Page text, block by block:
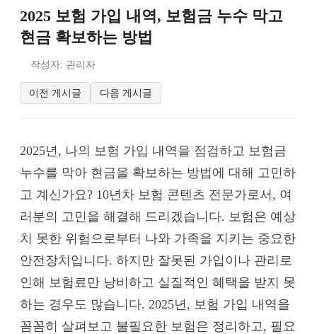
2025 보험 가입 내역, 보험금 누수 막고
현금 확보하는 방법
작성자: 관리자
이전 게시글 다음 게시글
2025년, 나의 보험 가입 내역을 점검하고 보험금
누수를 막아 현금을 확보하는 방법에 대해 고민하
고 계신가요? 10년차 보험 콘텐츠 전문가로서, 여
러분의 고민을 해결해 드리겠습니다. 보험은 예상
치 못한 위험으로부터 나와 가족을 지키는 중요한
안전장치입니다. 하지만 잘못된 가입이나 관리로
인해 보험료만 낭비하고 실질적인 혜택을 받지 못
하는 경우도 많습니다. 2025년, 보험 가입 내역을
꼼꼼히 살펴보고 불필요한 보험은 정리하고, 필요